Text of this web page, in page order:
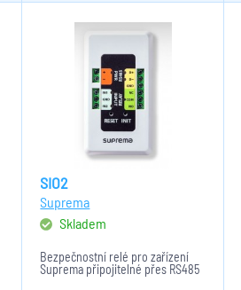
SIO2
Suprema
Skladem
Bezpečnostní relé pro zařízení
Suprema připojitelné přes RS485